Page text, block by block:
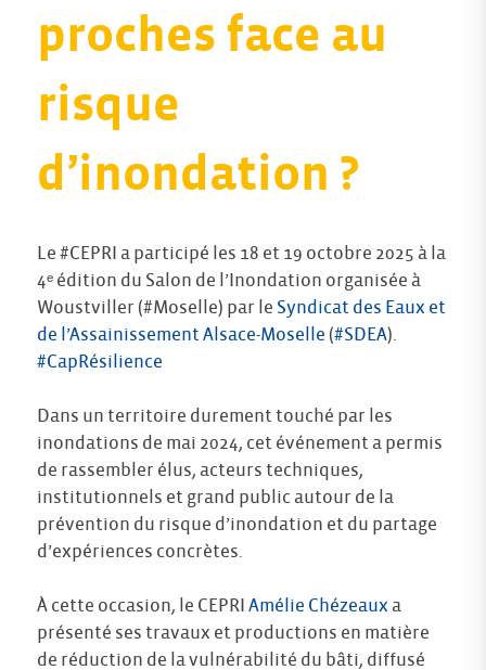
proches face au
risque
d’inondation ?
Le #CEPRI a participé les 18 et 19 octobre 2025 à la
4ᵉ édition du Salon de l’Inondation organisée à
Woustviller (#Moselle) par le Syndicat des Eaux et
de l’Assainissement Alsace-Moselle (#SDEA).
#CapRésilience
Dans un territoire durement touché par les
inondations de mai 2024, cet événement a permis
de rassembler élus, acteurs techniques,
institutionnels et grand public autour de la
prévention du risque d’inondation et du partage
d’expériences concrètes.
À cette occasion, le CEPRI Amélie Chézeaux a
présenté ses travaux et productions en matière
de réduction de la vulnérabilité du bâti, diffusé